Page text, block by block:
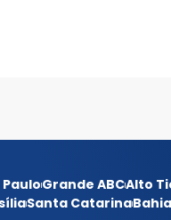
PauloGrande ABCAlto
Santa CatarinaBahia